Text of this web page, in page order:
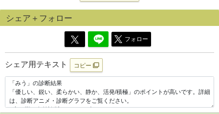
シェア＋フォロー
フォロー
シェア用テキスト コピー